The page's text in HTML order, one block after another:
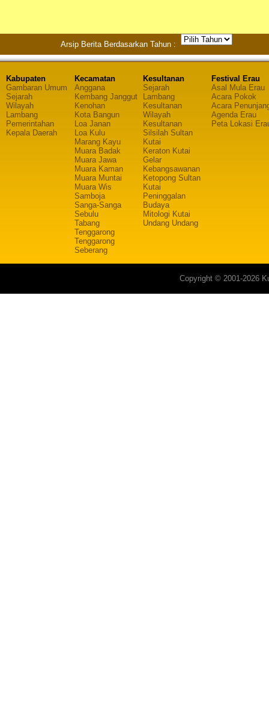
Arsip Berita Berdasarkan Tahun :
Kabupaten
Gambaran Umum
Sejarah
Wilayah
Lambang
Pemerintahan
Kepala Daerah
Kecamatan
Anggana
Kembang Janggut
Kenohan
Kota Bangun
Loa Janan
Loa Kulu
Marang Kayu
Muara Badak
Muara Jawa
Muara Kaman
Muara Muntai
Muara Wis
Samboja
Sanga-Sanga
Sebulu
Tabang
Tenggarong
Tenggarong
Seberang
Kesultanan
Sejarah
Lambang
Kesultanan
Wilayah
Kesultanan
Silsilah Sultan
Kutai
Keraton Kutai
Gelar
Kebangsawanan
Ketopong Sultan
Kutai
Peninggalan
Budaya
Mitologi Kutai
Undang Undang
Festival Erau
Asal Mula Erau
Acara Pokok
Acara
Agenda Erau
Peta Lokasi
Copyright © 2001-2026